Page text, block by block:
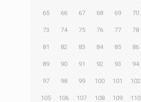
65 66 67 68 69 70
73 74 75 76 77 78
81 82 83 84 85 86
89 90 91 92 93 94
97 98 99 100 101 102
105 106 107 108 109 110